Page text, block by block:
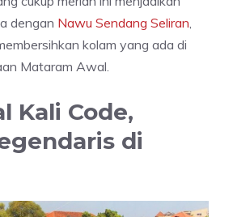
dengan Nawu Sendang Seliran
kolam yang ada di
Mataram Awal.
Kali Code,
di